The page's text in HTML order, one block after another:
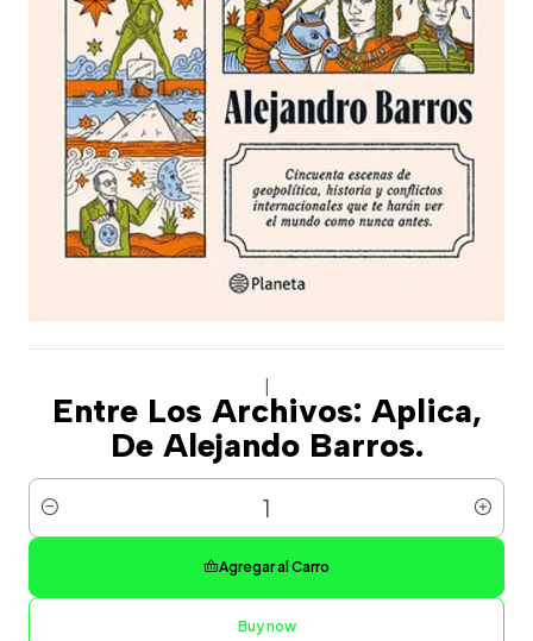
Entre Los Archivos: Aplica,
De Alejando Barros.
Cantidad
Agregar al Carro
Buy now